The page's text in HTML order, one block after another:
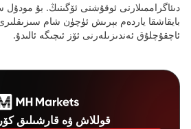
دىئاگراممىلارنى ئوقۇشنى ئۆگىنىڭ. بۇ
بايقاشقا ياردەم بېرىش ئۈچۈن شام
ئاچقۇچلۇق ئەندىزىلەرنى ئۆز ئىچىگە ئالىدۇ.
قوللاش ۋە قارشىلىق